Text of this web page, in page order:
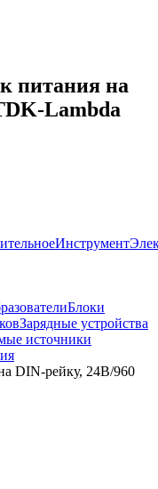
питания на
Lambda
Инструмент
Блоки
Зарядные устройства
источники
DIN-рейку, 24В/960